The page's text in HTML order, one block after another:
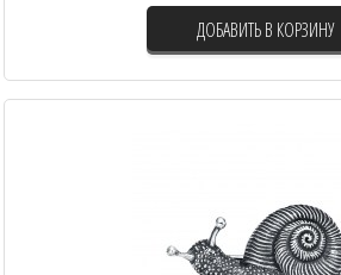
ДОБАВИТЬ В КОРЗИНУ